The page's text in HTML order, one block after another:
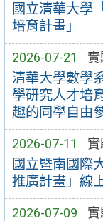
國立清華大學
培育計畫」
2026-07-21 實
清華大學數學
學研究人才培
趣的同學自由
2026-07-11 實
國立暨南國際
推廣計畫」線
2026-07-09 實